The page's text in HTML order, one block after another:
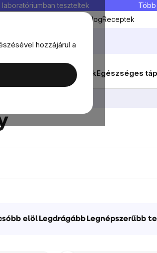
hozzájárul a
teszteltek
BlogReceptek
ÉlelmiszerekEgészséges
elöl Legdrágább Legnépszerűbb